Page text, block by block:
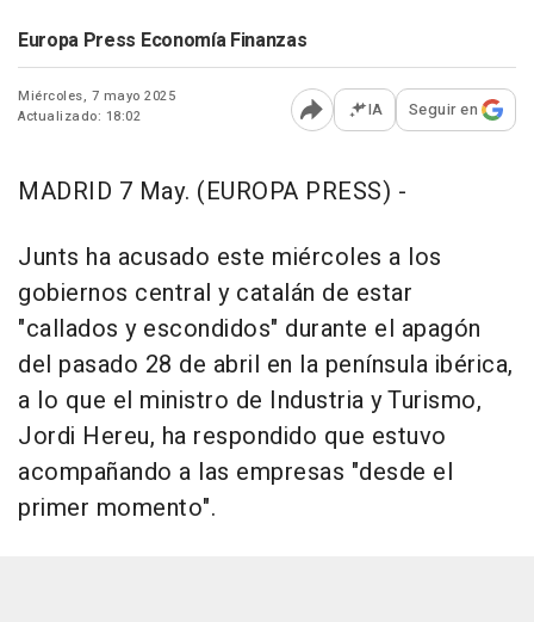
Europa Press Economía Finanzas
Miércoles, 7 mayo 2025
Actualizado: 18:02
Abrir opciones para
IA Seguir en
MADRID 7 May. (EUROPA PRESS) -
Junts ha acusado este miércoles a los
gobiernos central y catalán de estar
"callados y escondidos" durante el apagón
del pasado 28 de abril en la península ibérica,
a lo que el ministro de Industria y Turismo,
Jordi Hereu, ha respondido que estuvo
acompañando a las empresas "desde el
primer momento".